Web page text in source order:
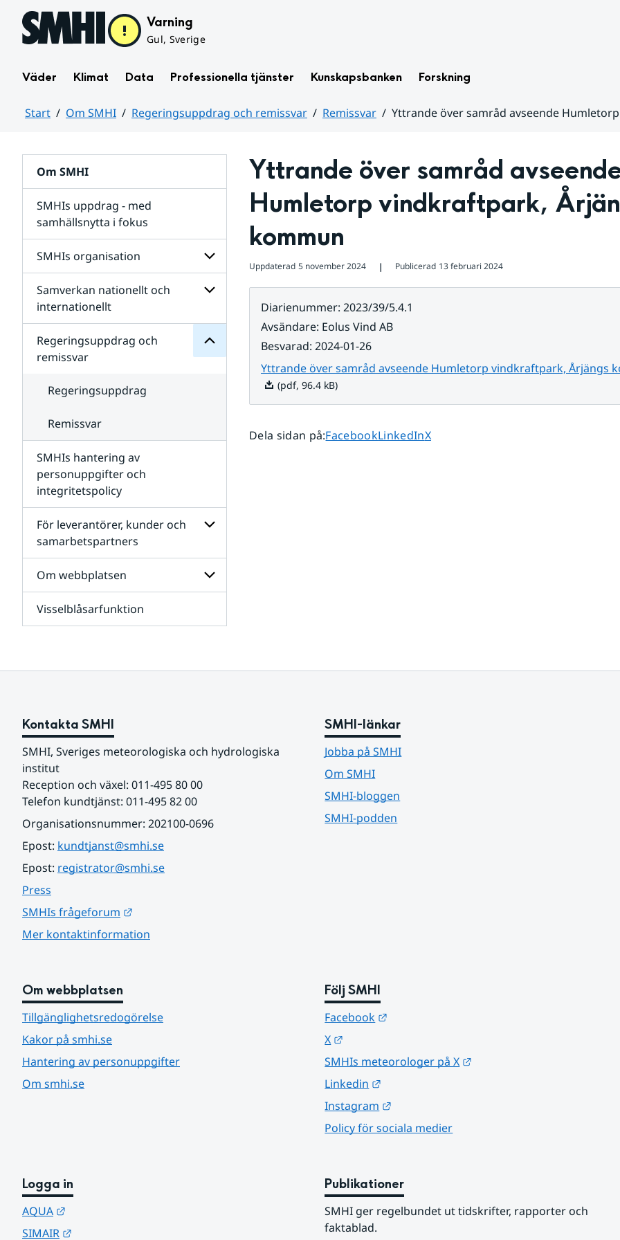
Hoppa till sidans innehåll Varning
Gul, Sverige
Väder Klimat Data Professionella tjänster Kunskapsbanken Forskning
Start Om SMHI Regeringsuppdrag och remissvar Remissvar
Yttrande över samråd avseende
Om SMHI
SMHIs uppdrag - med
samhällsnytta i fokus
SMHIs organisation
Undersidor
organisation
Samverkan nationellt och
internationellt
Undersidor
för
internationellt
Regeringsuppdrag och
remissvar
för
Regeringsuppdrag
remissvar
Regeringsuppdrag
Remissvar
SMHIs hantering av
personuppgifter och
integritetspolicy
För leverantörer, kunder och
samarbetspartners
Undersidor
för
och
Om webbplatsen
för
Visselblåsarfunktion
Yttrande över samråd
Humletorp vindkraftpark,
kommun
Uppdaterad 5 november 2024 ❘ Publicerad 13 februari 2024
Diarienummer: 2023/39/5.4.1
Avsändare: Eolus Vind AB
Besvarad: 2024-01-26
Yttrande över samråd avseende Humletorp vindkraftpark, Årjängs
(pdf, 96.4 kB)
Dela sidan på:Dela sidan på
FacebookDela sidan på
LinkedInDela sidan på
X
Kontakta SMHI
SMHI, Sveriges meteorologiska och hydrologiska
institut
Reception och växel: 011-495 80 00
Telefon kundtjänst: 011-495 82 00
Organisationsnummer: 202100-0696
Epost: kundtjanst@smhi.se
Epost: registrator@smhi.se
Press
SMHIs frågeforum
Mer kontaktinformation
SMHI-länkar
Jobba på SMHI
Om SMHI
SMHI-bloggen
SMHI-podden
Om webbplatsen
Tillgänglighetsredogörelse
Kakor på smhi.se
Hantering av personuppgifter
Om smhi.se
Följ SMHI
Facebook
X
SMHIs meteorologer på X
Linkedin
Instagram
Policy för sociala medier
Logga in
AQUA
SIMAIR
Publikationer
SMHI ger regelbundet ut tidskrifter, rapporter och
faktablad.